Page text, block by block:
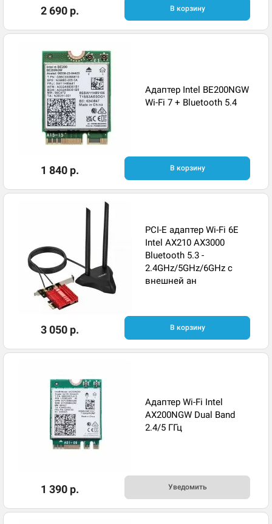
2 690 р. В корзину
Адаптер Intel BE200NGW
Wi-Fi 7 + Bluetooth 5.4
1 840 р. В корзину
PCI-E адаптер Wi-Fi 6E
Intel AX210 AX3000
Bluetooth 5.3 -
2.4GHz/5GHz/6GHz с
внешней ан
3 050 р. В корзину
Адаптер Wi-Fi Intel
AX200NGW Dual Band
2.4/5 ГГц
1 390 р. Уведомить